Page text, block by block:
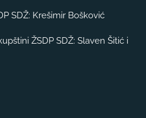
SDŽ: Krešimir Bošković
ŽSDP SDŽ: Slaven Šitić i